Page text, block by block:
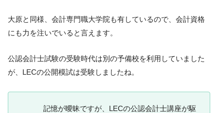
大原と同様、会計専門職大学院も有しているので、会計資格
にも力を注いでいると言えます。
公認会計士試験の受験時代は別の予備校を利用していました
が、LECの公開模試は受験しましたね。
記憶が曖昧ですが、LECの公認会計士講座が駆